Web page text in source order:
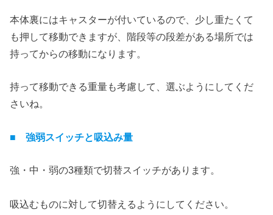
本体裏にはキャスターが付いているので、少し重たくて
も押して移動できますが、階段等の段差がある場所では
持ってからの移動になります。
持って移動できる重量も考慮して、選ぶようにしてくだ
さいね。
■ 強弱スイッチと吸込み量
強・中・弱の3種類で切替スイッチがあります。
吸込むものに対して切替えるようにしてください。